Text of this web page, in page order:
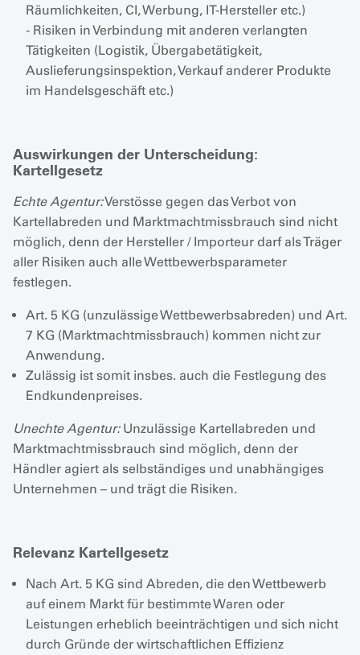
Räumlichkeiten, CI, Werbung, IT-Hersteller etc.)
- Risiken in Verbindung mit anderen verlangten
Tätigkeiten (Logistik, Übergabetätigkeit,
Auslieferungsinspektion, Verkauf anderer Produkte
im Handelsgeschäft etc.)
Auswirkungen der Unterscheidung:
Kartellgesetz
Echte Agentur:Verstösse gegen das Verbot von
Kartellabreden und Marktmachtmissbrauch sind nicht
möglich, denn der Hersteller / Importeur darf als Träger
aller Risiken auch alle Wettbewerbsparameter
festlegen.
Art. 5 KG (unzulässige Wettbewerbsabreden) und Art.
7 KG (Marktmachtmissbrauch) kommen nicht zur
Anwendung.
Zulässig ist somit insbes. auch die Festlegung des
Endkundenpreises.
Unechte Agentur: Unzulässige Kartellabreden und
Marktmachtmissbrauch sind möglich, denn der
Händler agiert als selbständiges und unabhängiges
Unternehmen – und trägt die Risiken.
Relevanz Kartellgesetz
Nach Art. 5 KG sind Abreden, die den Wettbewerb
auf einem Markt für bestimmte Waren oder
Leistungen erheblich beeinträchtigen und sich nicht
durch Gründe der wirtschaftlichen Effizienz